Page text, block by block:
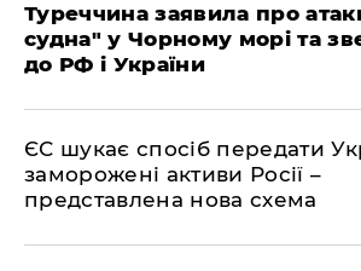
Туреччина заявила про
судна" у Чорному морі та
до РФ і України
ЄС шукає спосіб передати
заморожені активи Росії –
представлена ​​нова схема